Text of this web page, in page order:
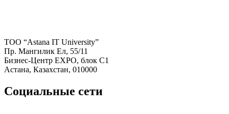
ТОО “Astana IT University”
Пр. Мангилик Ел, 55/11
Бизнес-Центр EXPO, блок С1
Астана, Казахстан, 010000
Социальные сети